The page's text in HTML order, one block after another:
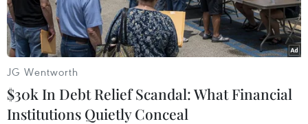
mới.
JG Wentworth
$30k In Debt Relief Scandal: What Financial
Institutions Quietly Conceal